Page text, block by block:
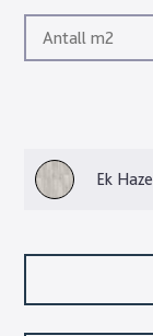
Ek Haze